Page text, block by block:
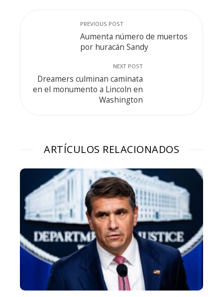
PREVIOUS POST
Aumenta número de muertos
por huracán Sandy
NEXT POST
Dreamers culminan caminata
en el monumento a Lincoln en
Washington
ARTÍCULOS RELACIONADOS